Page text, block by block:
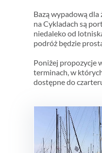
Bazą wypadową dla
na Cykladach są
niedaleko od
podróż będzie
Poniżej propozycje
terminach, w
dostępne do